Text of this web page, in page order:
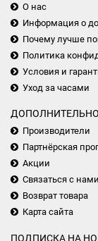
О нас
Информация о
Почему лучше
Политика
Условия и
Уход за часами
ДОПОЛНИТЕЛЬНО
Производители
Партнёрская
Акции
Связаться с нами
Возврат товара
Карта сайта
ПОДПИСКА НА